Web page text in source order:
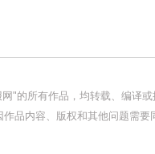
"的所有作品，均转载、编译
品内容、版权和其他问题需